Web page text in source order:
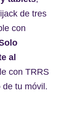
de tres
con
al
con TRRS
de tu móvil.